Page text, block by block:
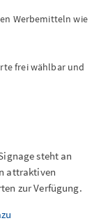
Werbemitteln wie
frei wählbar und
steht an
attraktiven
zur Verfügung.